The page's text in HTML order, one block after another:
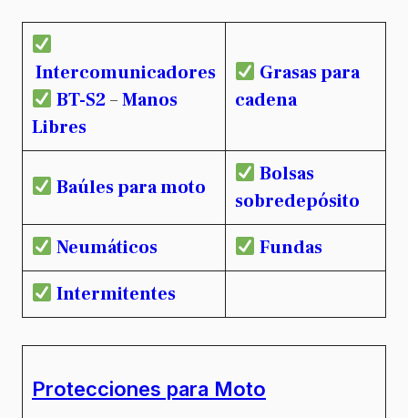
Intercomunicadores
BT-S2–Manos
Libres
Grasas para
cadena
Baúles para moto
Bolsas
sobredepósito
Neumáticos
Fundas
Intermitentes
Protecciones para Moto